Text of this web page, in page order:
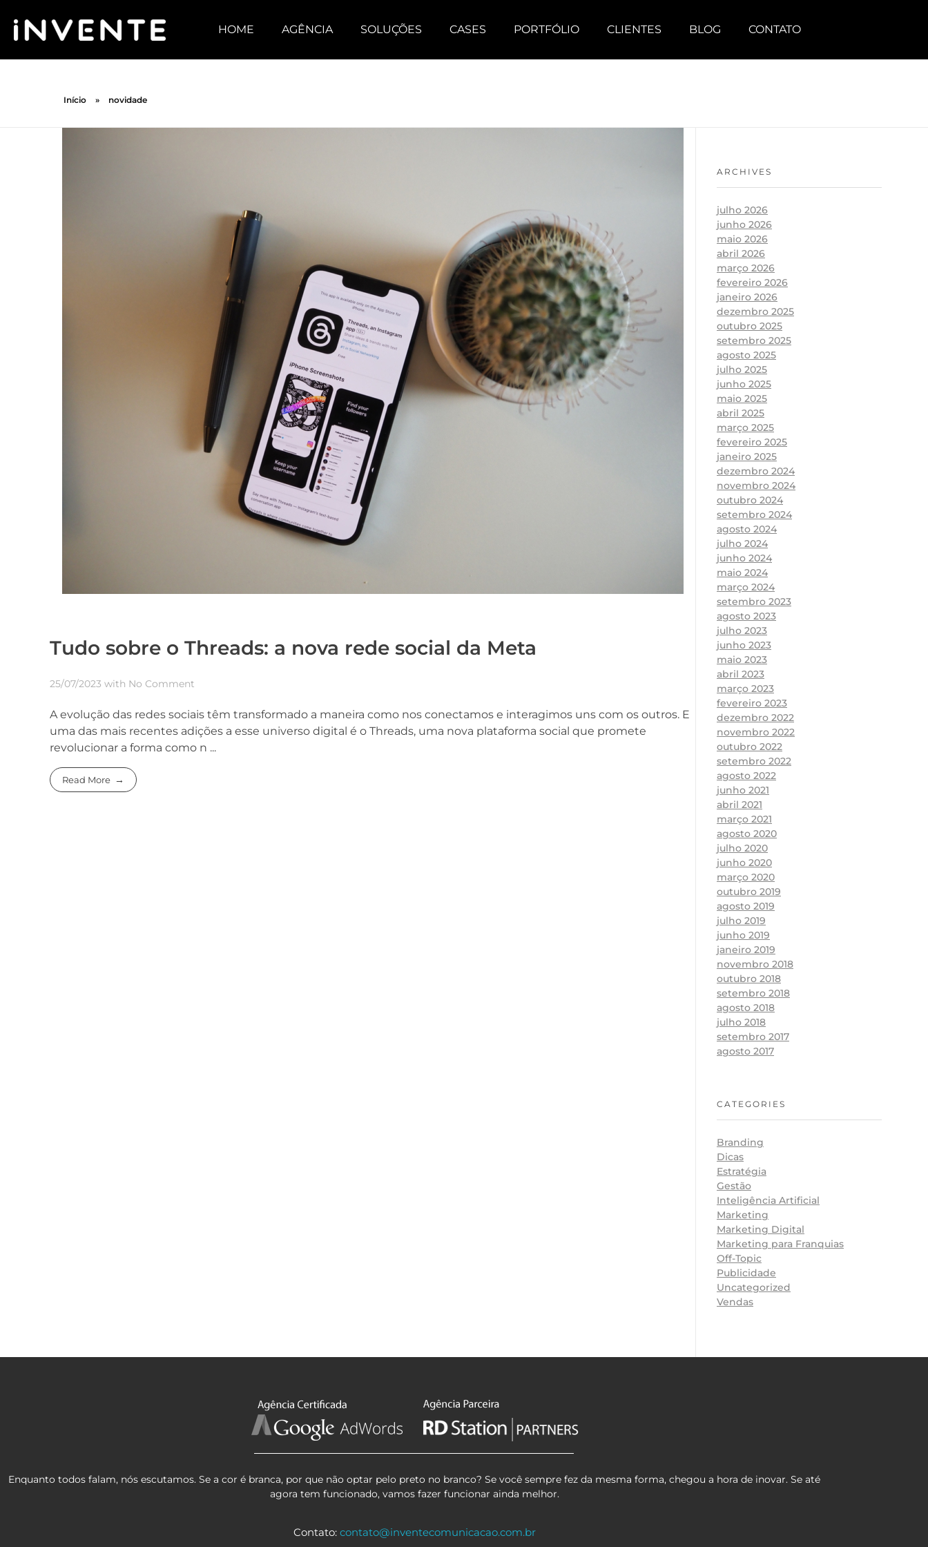
HOME AGÊNCIA SOLUÇÕES CASES PORTFÓLIO CLIENTES BLOG CONTATO
Início » novidade
Tudo sobre o Threads: a nova rede social da Meta
25/07/2023 with No Comment
A evolução das redes sociais têm transformado a maneira como nos conectamos e interagimos uns com os outros. E
uma das mais recentes adições a esse universo digital é o Threads, uma nova plataforma social que promete
revolucionar a forma como n ...
Read More
ARCHIVES
julho 2026
junho 2026
maio 2026
abril 2026
março 2026
fevereiro 2026
janeiro 2026
dezembro 2025
outubro 2025
setembro 2025
agosto 2025
julho 2025
junho 2025
maio 2025
abril 2025
março 2025
fevereiro 2025
janeiro 2025
dezembro 2024
novembro 2024
outubro 2024
setembro 2024
agosto 2024
julho 2024
junho 2024
maio 2024
março 2024
setembro 2023
agosto 2023
julho 2023
junho 2023
maio 2023
abril 2023
março 2023
fevereiro 2023
dezembro 2022
novembro 2022
outubro 2022
setembro 2022
agosto 2022
junho 2021
abril 2021
março 2021
agosto 2020
julho 2020
junho 2020
março 2020
outubro 2019
agosto 2019
julho 2019
junho 2019
janeiro 2019
novembro 2018
outubro 2018
setembro 2018
agosto 2018
julho 2018
setembro 2017
agosto 2017
CATEGORIES
Branding
Dicas
Estratégia
Gestão
Inteligência Artificial
Marketing
Marketing Digital
Marketing para Franquias
Off-Topic
Publicidade
Uncategorized
Vendas
Enquanto todos falam, nós escutamos. Se a cor é branca, por que não optar pelo preto no branco? Se você sempre fez da mesma forma, chegou a hora de inovar. Se até
agora tem funcionado, vamos fazer funcionar ainda melhor.
Contato: contato@inventecomunicacao.com.br